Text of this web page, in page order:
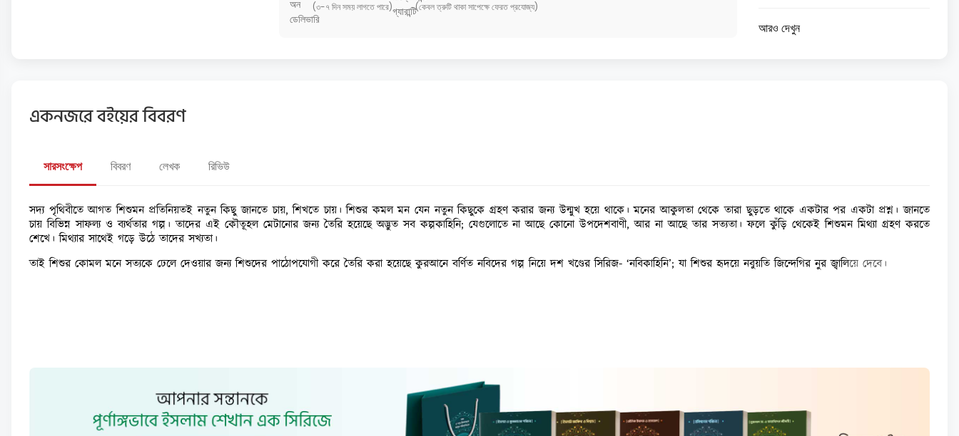
(৩-৭ দিন সময় লাগতে পারে) (কেবল ত্রুটি থাকা সাপেক্ষে ফেরত প্রযোজ্য)
আরও দেখুন
একনজরে বইয়ের বিবরণ
সারসংক্ষেপ বিবরণ লেখক রিভিউ
সদ্য পৃথিবীতে আগত শিশুমন প্রতিনিয়তই নতুন কিছু জানতে চায়, শিখতে চায়। শিশুর কমল মন যেন নতুন কিছুকে গ্রহণ করার জন্য উন্মুখ হয়ে থাকে। মনের আকুলতা থেকে তারা ছুড়তে থাকে একটার পর একটা প্রশ্ন। জানতে
চায় বিভিন্ন সাফল্য ও ব্যর্থতার গল্প। তাদের এই কৌতূহল মেটানোর জন্য তৈরি হয়েছে অদ্ভুত সব কল্পকাহিনি; যেগুলোতে না আছে কোনো উপদেশবাণী, আর না আছে তার সত্যতা। ফলে কুঁড়ি থেকেই শিশুমন মিথ্যা গ্রহণ করতে
শেখে। মিথ্যার সাথেই গড়ে উঠে তাদের সখ্যতা।
তাই শিশুর কোমল মনে সত্যকে ঢেলে দেওয়ার জন্য শিশুদের পাঠোপযোগী করে তৈরি করা হয়েছে কুরআনে বর্ণিত নবিদের গল্প নিয়ে দশ খণ্ডের সিরিজ- ‘নবিকাহিনি’; যা শিশুর হৃদয়ে নবুয়তি জিন্দেগির নুর জ্বালিয়ে দেবে।